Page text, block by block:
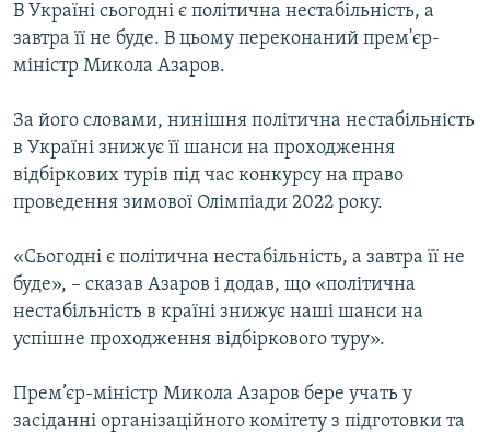
ІНФОГРАФІКА
ДОЛУЧАЙСЯ!
Усі сайти RFE/RL
В Україні сьогодні є політична нестабільність, а
завтра її не буде. В цьому переконаний прем'єр-
міністр Микола Азаров.
За його словами, нинішня політична нестабільність
в Україні знижує її шанси на проходження
відбіркових турів під час конкурсу на право
проведення зимової Олімпіади 2022 року.
«Сьогодні є політична нестабільність, а завтра її не
буде», – сказав Азаров і додав, що «політична
нестабільність в країні знижує наші шанси на
успішне проходження відбіркового туру».
Прем’єр-міністр Микола Азаров бере учать у
засіданні організаційного комітету з підготовки та